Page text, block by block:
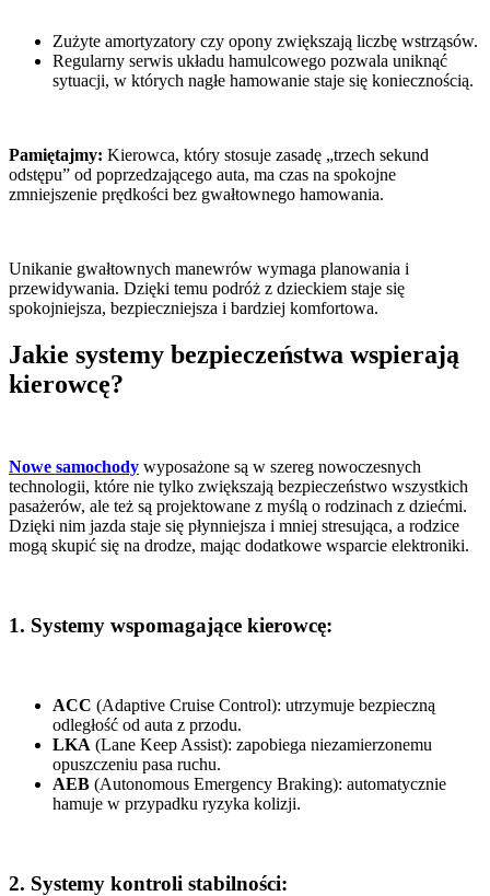
Zużyte amortyzatory czy opony zwiększają liczbę wstrząsów.
Regularny serwis układu hamulcowego pozwala uniknąć
sytuacji, w których nagłe hamowanie staje się koniecznością.
Pamiętajmy: Kierowca, który stosuje zasadę „trzech sekund
odstępu” od poprzedzającego auta, ma czas na spokojne
zmniejszenie prędkości bez gwałtownego hamowania.
Unikanie gwałtownych manewrów wymaga planowania i
przewidywania. Dzięki temu podróż z dzieckiem staje się
spokojniejsza, bezpieczniejsza i bardziej komfortowa.
Jakie systemy bezpieczeństwa wspierają
kierowcę?
Nowe samochody wyposażone są w szereg nowoczesnych
technologii, które nie tylko zwiększają bezpieczeństwo wszystkich
pasażerów, ale też są projektowane z myślą o rodzinach z dziećmi.
Dzięki nim jazda staje się płynniejsza i mniej stresująca, a rodzice
mogą skupić się na drodze, mając dodatkowe wsparcie elektroniki.
1. Systemy wspomagające kierowcę:
ACC (Adaptive Cruise Control): utrzymuje bezpieczną
odległość od auta z przodu.
LKA (Lane Keep Assist): zapobiega niezamierzonemu
opuszczeniu pasa ruchu.
AEB (Autonomous Emergency Braking): automatycznie
hamuje w przypadku ryzyka kolizji.
2. Systemy kontroli stabilności: